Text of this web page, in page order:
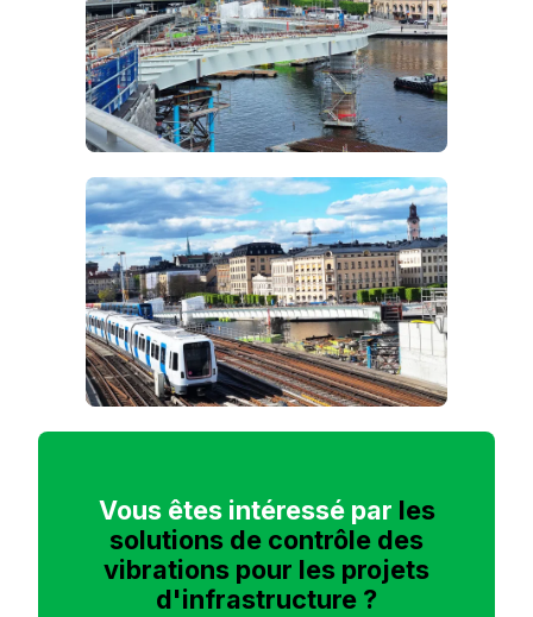
Vous êtes intéressé par les
solutions de contrôle des
vibrations pour les projets
d'infrastructure ?